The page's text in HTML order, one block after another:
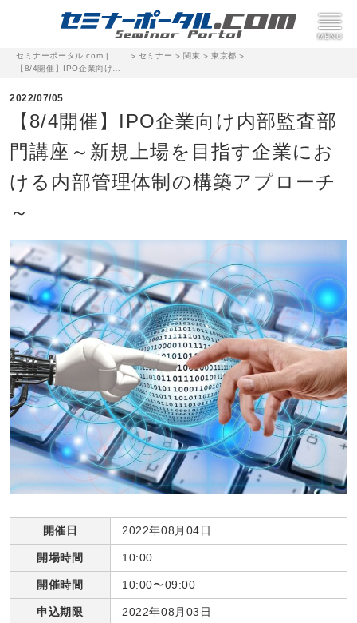
> セミナー > 関東 >東京都 >
2022/07/05
【8/4開催】IPO企業向け内部監査部
門講座～新規上場を目指す企業にお
ける内部管理体制の構築アプローチ
～
開催日 2022年08月04日
開場時間 10:00
開催時間 10:00〜09:00
申込期限 2022年08月03日